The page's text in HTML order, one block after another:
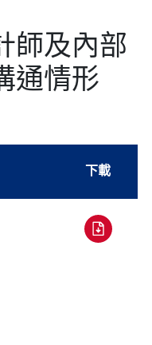
師及內部
通情形
下載